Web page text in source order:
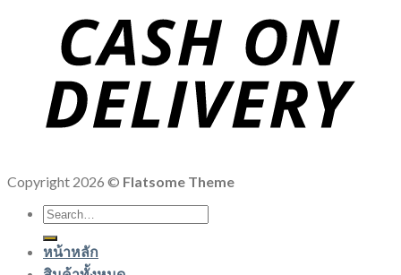
Copyright 2026 © Flatsome Theme
Search
for:
หน้าหลัก